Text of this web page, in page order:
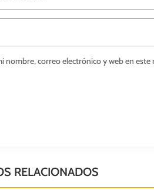
nombre, correo electrónico y web en
RELACIONADOS